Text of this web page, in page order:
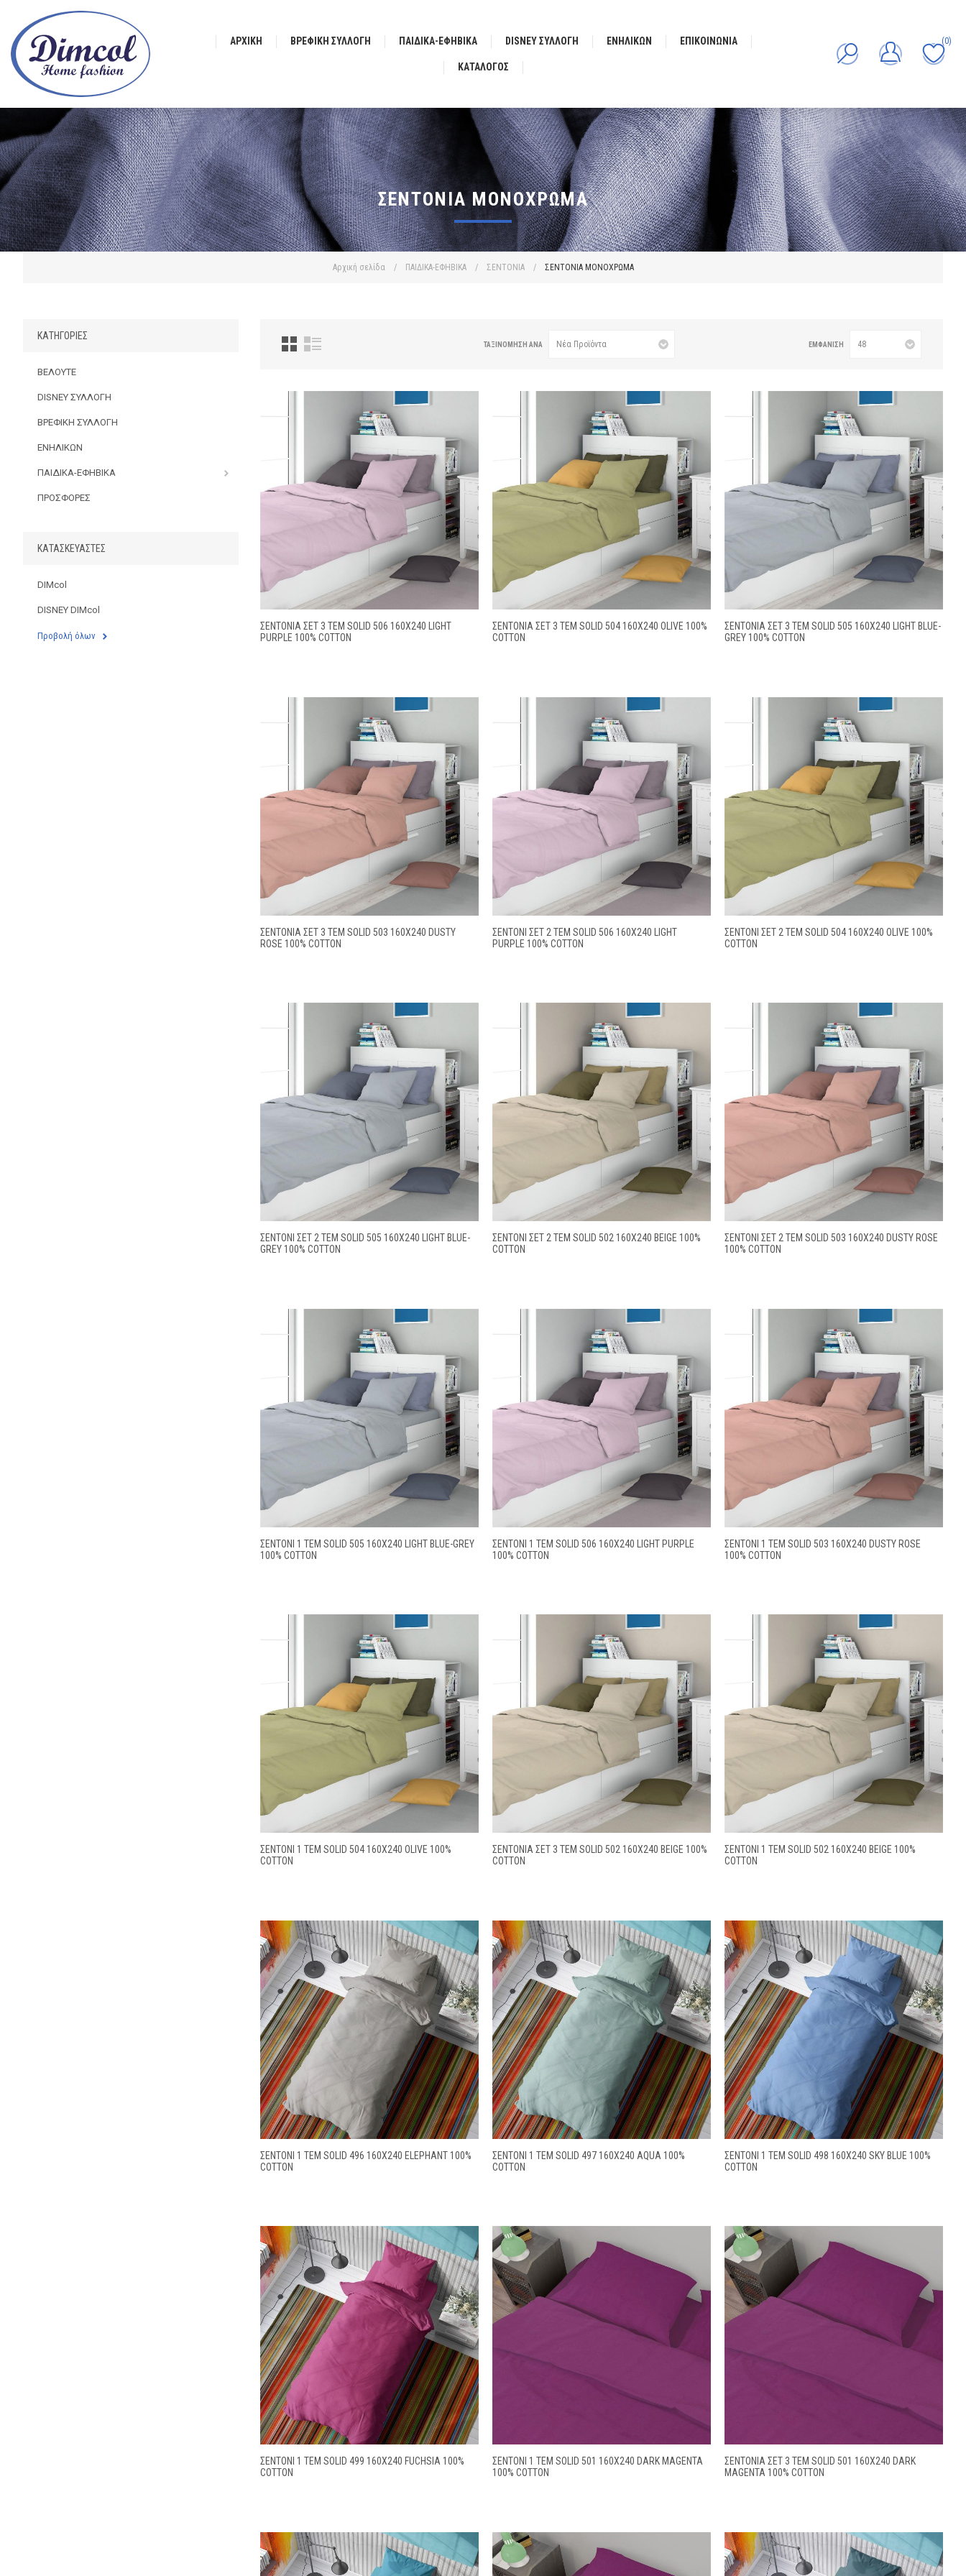
ΑΡΧΙΚΉ ΒΡΕΦΙΚΗ ΣΥΛΛΟΓΗ ΠΑΙΔΙΚΑ-ΕΦΗΒΙΚΑ DISNEY ΣΥΛΛΟΓΗ ΕΝΗΛΙΚΩΝ ΕΠΙΚΟΙΝΩΝΊΑ
ΚΑΤΆΛΟΓΟΣ
(0)
Αρχική σελίδα / ΠΑΙΔΙΚΑ-ΕΦΗΒΙΚΑ / ΣΕΝΤΟΝΙΑ / ΣΕΝΤΟΝΙΑ ΜΟΝΟΧΡΩΜΑ
ΣΕΝΤΟΝΙΑ ΜΟΝΟΧΡΩΜΑ
ΤΑΞΙΝΌΜΗΣΗ ΑΝΆ ΕΜΦΆΝΙΣΗ
ΣΕΝΤΌΝΙΑ ΣΕΤ 3 ΤΕΜ SOLID 506 160X240 LIGHT
PURPLE 100% COTTON
ΣΕΝΤΌΝΙΑ ΣΕΤ 3 ΤΕΜ SOLID 504 160X240 OLIVE 100%
COTTON
ΣΕΝΤΌΝΙΑ ΣΕΤ 3 ΤΕΜ SOLID 505 160X240 LIGHT BLUE-
GREY 100% COTTON
ΣΕΝΤΌΝΙΑ ΣΕΤ 3 ΤΕΜ SOLID 503 160X240 DUSTY
ROSE 100% COTTON
ΣΕΝΤΌΝΙ ΣΕΤ 2 ΤΕΜ SOLID 506 160X240 LIGHT
PURPLE 100% COTTON
ΣΕΝΤΌΝΙ ΣΕΤ 2 ΤΕΜ SOLID 504 160X240 OLIVE 100%
COTTON
ΣΕΝΤΌΝΙ ΣΕΤ 2 ΤΕΜ SOLID 505 160X240 LIGHT BLUE-
GREY 100% COTTON
ΣΕΝΤΌΝΙ ΣΕΤ 2 ΤΕΜ SOLID 502 160X240 BEIGE 100%
COTTON
ΣΕΝΤΌΝΙ ΣΕΤ 2 ΤΕΜ SOLID 503 160X240 DUSTY ROSE
100% COTTON
ΣΕΝΤΌΝΙ 1 ΤΕΜ SOLID 505 160X240 LIGHT BLUE-GREY
100% COTTON
ΣΕΝΤΌΝΙ 1 ΤΕΜ SOLID 506 160X240 LIGHT PURPLE
100% COTTON
ΣΕΝΤΌΝΙ 1 ΤΕΜ SOLID 503 160X240 DUSTY ROSE
100% COTTON
ΣΕΝΤΌΝΙ 1 ΤΕΜ SOLID 504 160X240 OLIVE 100%
COTTON
ΣΕΝΤΌΝΙΑ ΣΕΤ 3 ΤΕΜ SOLID 502 160X240 BEIGE 100%
COTTON
ΣΕΝΤΌΝΙ 1 ΤΕΜ SOLID 502 160X240 BEIGE 100%
COTTON
ΣΕΝΤΌΝΙ 1 ΤΕΜ SOLID 496 160X240 ELEPHANT 100%
COTTON
ΣΕΝΤΌΝΙ 1 ΤΕΜ SOLID 497 160X240 AQUA 100%
COTTON
ΣΕΝΤΌΝΙ 1 ΤΕΜ SOLID 498 160X240 SKY BLUE 100%
COTTON
ΣΕΝΤΌΝΙ 1 ΤΕΜ SOLID 499 160X240 FUCHSIA 100%
COTTON
ΣΕΝΤΌΝΙ 1 ΤΕΜ SOLID 501 160X240 DARK MAGENTA
100% COTTON
ΣΕΝΤΌΝΙΑ ΣΕΤ 3 ΤΕΜ SOLID 501 160X240 DARK
MAGENTA 100% COTTON
ΚΑΤΗΓΟΡΊΕΣ
ΒΕΛΟΥΤΕ
DISNEY ΣΥΛΛΟΓΗ
ΒΡΕΦΙΚΗ ΣΥΛΛΟΓΗ
ΕΝΗΛΙΚΩΝ
ΠΑΙΔΙΚΑ-ΕΦΗΒΙΚΑ
ΠΡΟΣΦΟΡΕΣ
ΚΑΤΑΣΚΕΥΑΣΤΈΣ
DIMcol
DISNEY DIMcol
Προβολή όλων